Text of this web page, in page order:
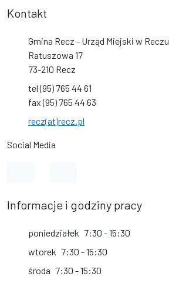
Kontakt
Gmina Recz - Urząd Miejski w Reczu
Ratuszowa 17
73-210 Recz
tel (95) 765 44 61
fax (95) 765 44 63
recz(at)recz.pl
Social Media
Informacje i godziny pracy
poniedziałek 7:30 - 15:30
wtorek 7:30 - 15:30
środa 7:30 - 15:30